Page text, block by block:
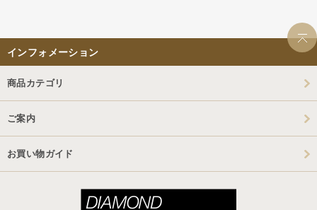
インフォメーション
商品カテゴリ
ご案内
お買い物ガイド